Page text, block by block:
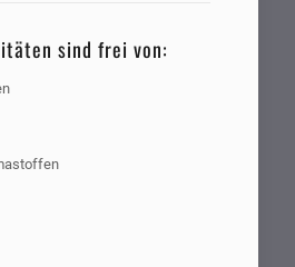
sind frei von: